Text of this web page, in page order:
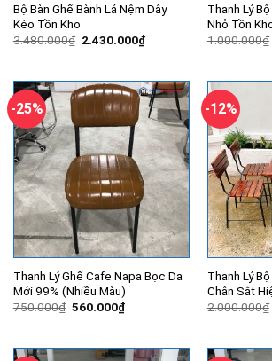
Bộ Bàn Ghế Bành Lá Nệm Dây
Kéo Tồn Kho
3.480.000₫ Giá
2.430.000₫Giá
hiện
2.430.000₫.
Thanh Lý
Nhỏ Tồn
1.000.000₫
-25%
Thanh Lý Ghế Cafe Napa Bọc Da
Mới 99% (Nhiều Màu)
750.000₫ Giá
560.000₫Giá
hiện
560.000₫.
-12%
Thanh Lý
Chân Sắt
2.000.000₫